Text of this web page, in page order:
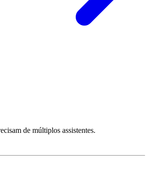
de múltiplos assistentes.